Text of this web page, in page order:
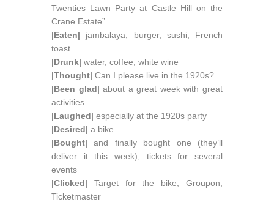
Twenties Lawn Party at Castle Hill on the
Crane Estate”
|Eaten| jambalaya, burger, sushi, French
toast
|Drunk| water, coffee, white wine
|Thought| Can I please live in the 1920s?
|Been glad| about a great week with great
activities
|Laughed| especially at the 1920s party
|Desired| a bike
|Bought| and finally bought one (they’ll
deliver it this week), tickets for several
events
|Clicked| Target for the bike, Groupon,
Ticketmaster